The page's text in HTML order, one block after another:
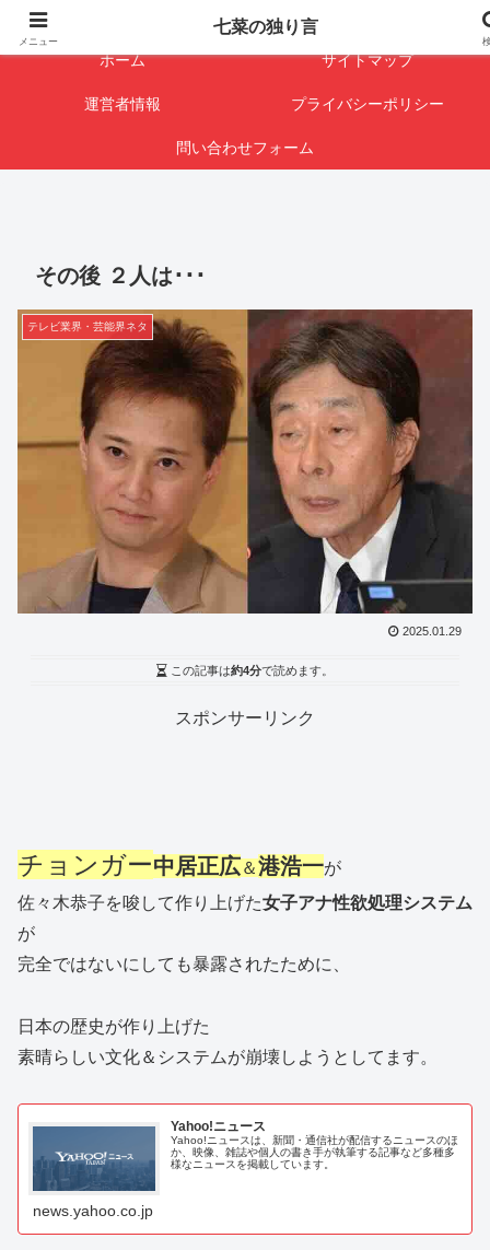
闇を暴けば･･･表になります
ホーム サイトマップ
運営者情報 プライバシーポリシー
問い合わせフォーム
その後 ２人は･･･
テレビ業界・芸能界ネタ
2025.01.29
この記事は約4分で読めます。
スポンサーリンク
チョンガー中居正広＆港浩一が
佐々木恭子を唆して作り上げた女子アナ性欲処理システム
が
完全ではないにしても暴露されたために、
日本の歴史が作り上げた
素晴らしい文化＆システムが崩壊しようとしてます。
Yahoo!ニュース
Yahoo!ニュースは、新聞・通信社が配信するニュースのほ
か、映像、雑誌や個人の書き手が執筆する記事など多種多
様なニュースを掲載しています。
news.yahoo.co.jp
メニュー
七菜の独り言